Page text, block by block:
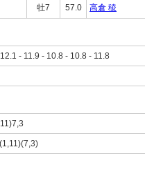
牡7 57.0 高倉 稜
- 11.9 - 10.8 - 10.8 - 11.8